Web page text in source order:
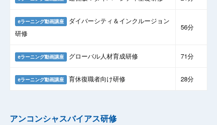
eラーニング動画講座 ダイバーシティ＆インクルージョン
研修
56分
eラーニング動画講座 グローバル人材育成研修 71分
eラーニング動画講座 育休復職者向け研修 28分
アンコンシャスバイアス研修